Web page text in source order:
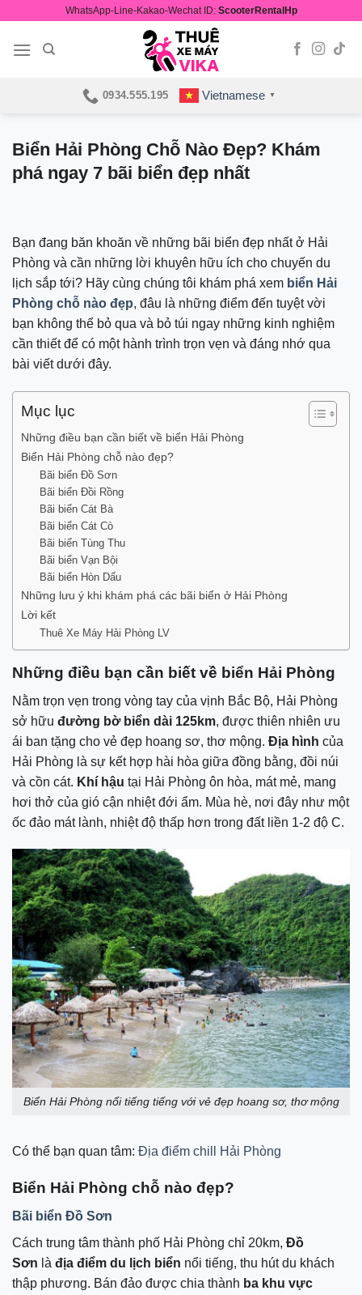
content
WhatsApp-Line-Kakao-Wechat ID: ScooterRentalHp
0934.555.195 Vietnamese ▼
Biển Hải Phòng Chỗ Nào Đẹp? Khám
phá ngay 7 bãi biển đẹp nhất
Bạn đang băn khoăn về những bãi biển đẹp nhất ở Hải
Phòng và cần những lời khuyên hữu ích cho chuyến du
lịch sắp tới? Hãy cùng chúng tôi khám phá xem biển Hải
Phòng chỗ nào đẹp, đâu là những điểm đến tuyệt vời
bạn không thể bỏ qua và bỏ túi ngay những kinh nghiệm
cần thiết để có một hành trình trọn vẹn và đáng nhớ qua
bài viết dưới đây.
Mục lục
Những điều bạn cần biết về biển Hải Phòng
Biển Hải Phòng chỗ nào đẹp?
Bãi biển Đồ Sơn
Bãi biển Đồi Rồng
Bãi biển Cát Bà
Bãi biển Cát Cò
Bãi biển Tùng Thu
Bãi biển Vạn Bội
Bãi biển Hòn Dấu
Những lưu ý khi khám phá các bãi biển ở Hải Phòng
Lời kết
Thuê Xe Máy Hải Phòng LV
Những điều bạn cần biết về biển Hải Phòng
Nằm trọn vẹn trong vòng tay của vịnh Bắc Bộ, Hải Phòng
sở hữu đường bờ biển dài 125km, được thiên nhiên ưu
ái ban tặng cho vẻ đẹp hoang sơ, thơ mộng. Địa hình của
Hải Phòng là sự kết hợp hài hòa giữa đồng bằng, đồi núi
và cồn cát. Khí hậu tại Hải Phòng ôn hòa, mát mẻ, mang
hơi thở của gió cận nhiệt đới ẩm. Mùa hè, nơi đây như một
ốc đảo mát lành, nhiệt độ thấp hơn trong đất liền 1-2 độ C.
Biển Hải Phòng nổi tiếng tiếng với vẻ đẹp hoang sơ, thơ mộng
Có thể bạn quan tâm: Địa điểm chill Hải Phòng
Biển Hải Phòng chỗ nào đẹp?
Bãi biển Đồ Sơn
Cách trung tâm thành phố Hải Phòng chỉ 20km, Đồ
Sơn là địa điểm du lịch biển nổi tiếng, thu hút du khách
thập phương. Bán đảo được chia thành ba khu vực